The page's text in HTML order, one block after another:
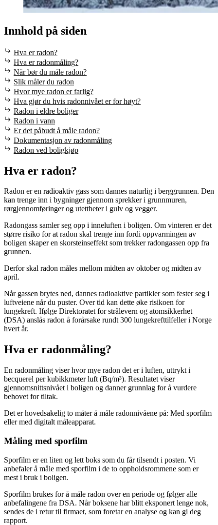
Innhold på siden
Hva er radon?
Hva er radonmåling?
Når bør du måle radon?
Slik måler du radon
Hvor mye radon er farlig?
Hva gjør du hvis radonnivået er for høyt?
Radon i eldre boliger
Radon i vann
Er det påbudt å måle radon?
Dokumentasjon av radonmåling
Radon ved boligkjøp
Hva er radon?
Radon er en radioaktiv gass som dannes naturlig i berggrunnen. Den
kan trenge inn i bygninger gjennom sprekker i grunnmuren,
rørgjennomføringer og utettheter i gulv og vegger.
Radongass samler seg opp i inneluften i boligen. Om vinteren er det
større risiko for at radon skal trenge inn fordi oppvarmingen av
boligen skaper en skorsteinseffekt som trekkerradongassen opp fra
grunnen.
Derfor skal radon måles mellom midten av oktober og midten av
april.
Når gassen brytes ned, dannes radioaktive partikler som fester seg i
luftveiene når du puster. Over tid kan dette øke risikoen for
lungekreft. Ifølge Direktoratet for strålevern og atomsikkerhet
(DSA) anslås radon å forårsake rundt 300 lungekrefttilfeller i Norge
hvert år.
Hva er radonmåling?
En radonmåling viser hvor mye radon det er i luften, uttrykt i
becquerel per kubikkmeter luft (Bq/m³). Resultatet viser
gjennomsnittsnivået i boligen og danner grunnlag for å vurdere
behovet for tiltak.
Det er hovedsakelig to måter å måle radonnivåene på: Med sporfilm
eller med digitalt måleapparat.
Måling med sporfilm
Sporfilm er en liten og lett boks som du får tilsendt i posten. Vi
anbefaler å måle med sporfilm i de to oppholdsrommene som er
mest i bruk i boligen.
Sporfilm brukes for å måle radon over en periode og følger alle
anbefalingene fra DSA. Når boksene har blitt eksponert lenge nok,
sendes de i retur til firmaet, som foretar en analyse og kan gi deg
rapport.